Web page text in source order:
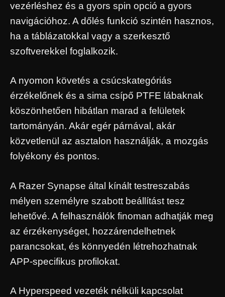
vezérléshez és a gyors spin opció a gyors
navigációhoz. A dőlés funkció szintén hasznos,
ha a táblázatokkal vagy a szerkesztő
szoftverekkel foglalkozik.
A nyomon követés a csúcskategóriás
érzékelőnek és a sima csípő PTFE lábaknak
köszönhetően hibátlan marad a felületek
tartományán. Akár egér párnával, akár
közvetlenül az asztalon használják, a mozgás
folyékony és pontos.
A Razer Synapse által kínált testreszabás
mélyen személyre szabott beállítást tesz
lehetővé. A felhasználók finoman adhatják meg
az érzékenységet, hozzárendelhetnek
parancsokat, és könnyedén létrehozhatnak
APP-specifikus profilokat.
A Hyperspeed vezeték nélküli kapcsolat